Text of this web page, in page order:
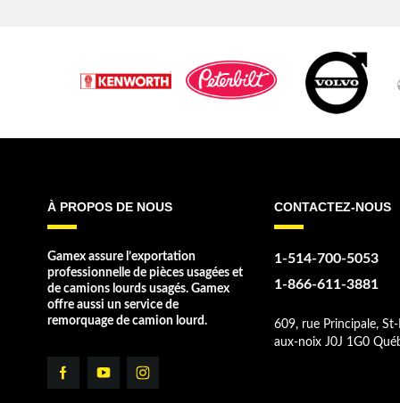
À PROPOS DE NOUS
Gamex assure l’exportation
professionnelle de pièces usagées et
de camions lourds usagés. Gamex
offre aussi un service de
remorquage de camion lourd.
CONTACTEZ-NOUS
1-514-700-5053
1-866-611-3881
609, rue Principale,
aux-noix J0J 1G0